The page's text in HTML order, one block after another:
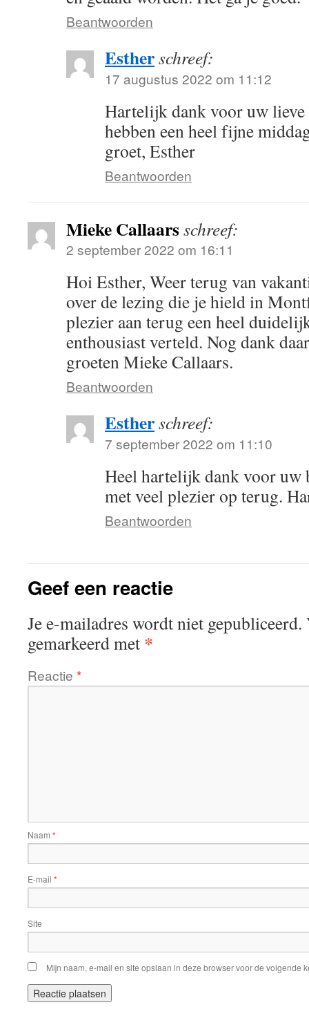
Beantwoorden
Estherschreef:
17 augustus 2022 om 11:12
Hartelijk dank voor uw
hebben een heel fijne
groet, Esther
Beantwoorden
Mieke Callaarsschreef:
2 september 2022 om 16:11
Hoi Esther, Weer terug van
over de lezing die je hield in
plezier aan terug een heel
enthousiast verteld. Nog dank
groeten Mieke Callaars.
Beantwoorden
Estherschreef:
7 september 2022 om 11:10
Heel hartelijk dank voor
met veel plezier op terug.
Beantwoorden
Geef een reactie
Je e-mailadres wordt niet gepubliceerd.
gemarkeerd met *
Reactie *
Naam *
E-mail *
Site
Mijn naam, e-mail en site opslaan in deze browser voor de volgende